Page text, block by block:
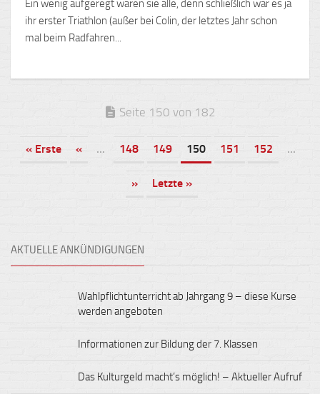
Ein wenig aufgeregt waren sie alle, denn schließlich war es ja
ihr erster Triathlon (außer bei Colin, der letztes Jahr schon
mal beim Radfahren...
Seite 150 von 182
« Erste « ... 148 149 150 151 152 ...
» Letzte »
AKTUELLE ANKÜNDIGUNGEN
Wahlpflichtunterricht ab Jahrgang 9 – diese Kurse
werden angeboten
Informationen zur Bildung der 7. Klassen
Das Kulturgeld macht’s möglich! – Aktueller Aufruf